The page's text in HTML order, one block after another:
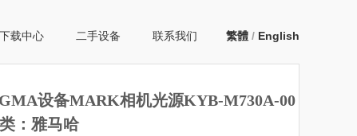
下载中心 二手设备 联系我们 繁體 / English
设备MARK相机光源KYB-M730A-00
：雅马哈